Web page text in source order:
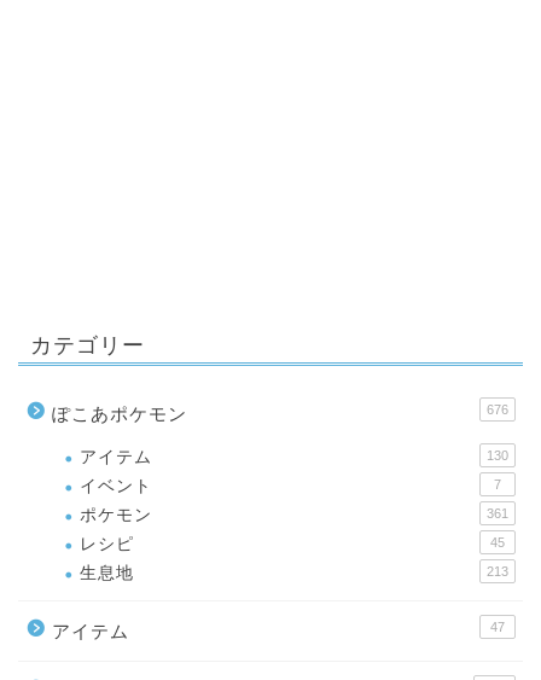
カテゴリー
ぽこあポケモン 676
アイテム 130
イベント 7
ポケモン 361
レシピ 45
生息地 213
アイテム 47